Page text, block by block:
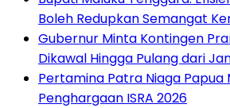
Boleh Redupkan Semangat
Gubernur Minta Kontingen
Dikawal Hingga Pulang dari
Pertamina Patra Niaga Papua
Penghargaan ISRA 2026